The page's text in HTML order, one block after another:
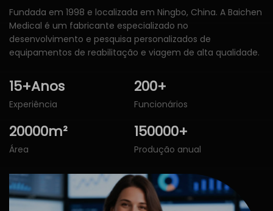
15+Anos
Experiência
200+
Funcionários
20000m²
Área
150000+
Produção anual
Fundada em 1998 e localizada em Ningbo, China. A Baichen
Medical é um fabricante especializado no
desenvolvimento e pesquisa personalizados de
equipamentos de reabilitação e viagem de alta qualidade.